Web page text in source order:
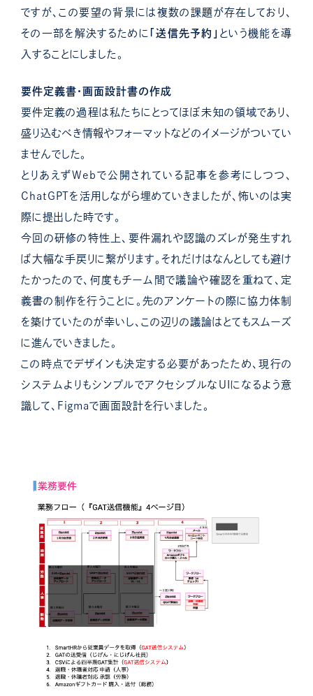
ですが、この要望の背景には複数の課題が存在しており、
その一部を解決するために
「送信先予約」 という機能を導
入することにしました。
要件定義書・画面設計書の作成
要件定義の過程は私たちにとってほぼ未知の領域であり、
盛り込むべき情報やフォーマットなどのイメージがついてい
ませんでした。
とりあえずWebで公開されている記事を参考にしつつ、
ChatGPTを活用しながら埋めていきましたが、怖いのは実
際に提出した時です。
今回の研修の特性上、要件漏れや認識のズレが発生すれ
ば大幅な手戻りに繋がります。 それだけはなんとしても避け
たかったので、何度もチーム間で議論や確認を重ねて、定
義書の制作を行うことに。 先のアンケートの際に協力体制
を築けていたのが幸いし、この辺りの議論はとてもスムーズ
に進んでいきました。
この時点でデザインも決定する必要があったため、現行の
システムよりもシンプルでアクセシブルなUIになるよう意
識して、Figmaで画面設計を行いました。